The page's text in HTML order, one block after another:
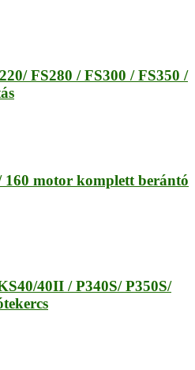
FS280 / FS300 / FS350 /
160 motor komplett berántó
40II / P340S/ P350S/